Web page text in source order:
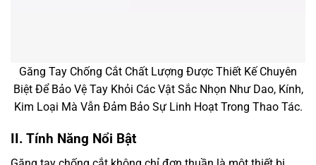
Găng Tay Chống Cắt Chất Lượng Được Thiết Kế Chuyên
Biệt Để Bảo Vệ Tay Khỏi Các Vật Sắc Nhọn Như Dao, Kính,
Kim Loại Mà Vẫn Đảm Bảo Sự Linh Hoạt Trong Thao Tác.
II. Tính Năng Nổi Bật